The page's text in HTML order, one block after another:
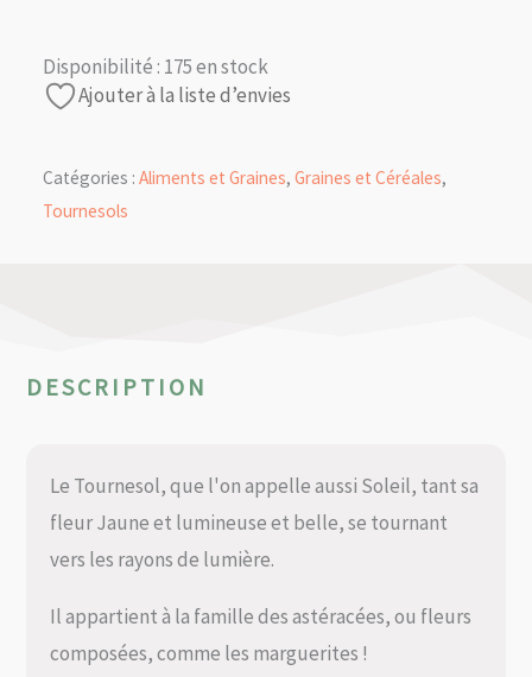
Disponibilité : 175 en stock
Ajouter à la liste d’envies
Catégories : Aliments et Graines, Graines et Céréales,
Tournesols
DESCRIPTION
Le Tournesol, que l'on appelle aussi Soleil, tant sa
fleur Jaune et lumineuse et belle, se tournant
vers les rayons de lumière.
Il appartient à la famille des astéracées, ou fleurs
composées, comme les marguerites !